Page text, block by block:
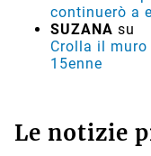
continuerò a
SUZANA su
Crolla il
15enne
Le notizie